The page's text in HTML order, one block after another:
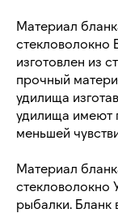
Материал
стекловолокно
изготовлен из
прочный
удилища
удилища имеют
меньшей
Материал
стекловолокно
рыбалки. Бланк